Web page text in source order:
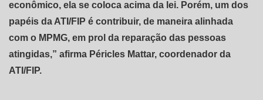
econômico, ela se coloca acima da lei. Porém, um dos
papéis da ATI/FIP é contribuir, de maneira alinhada
com o MPMG, em prol da reparação das pessoas
atingidas,” afirma Péricles Mattar, coordenador da
ATI/FIP.